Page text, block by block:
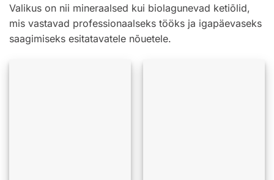
Valikus on nii mineraalsed kui biolagunevad ketiõlid,
mis vastavad professionaalseks tööks ja igapäevaseks
saagimiseks esitatavatele nõuetele.